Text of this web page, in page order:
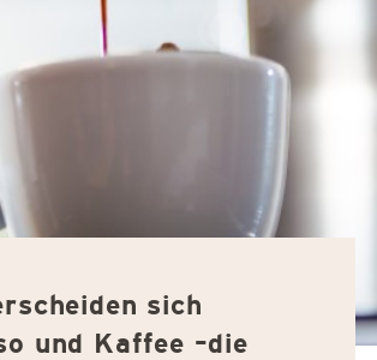
sich
und Kaffee –die